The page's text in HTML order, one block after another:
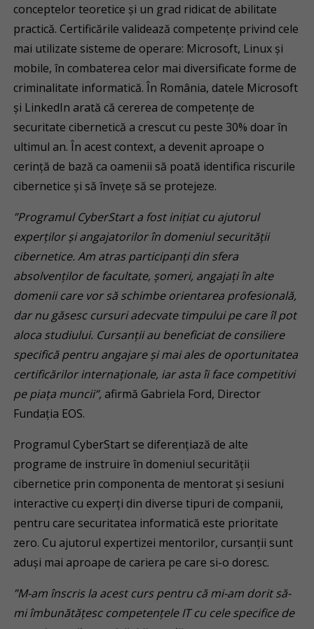
conceptelor teoretice și un grad ridicat de abilitate
practică. Certificările validează competențe privind cele
mai utilizate sisteme de operare: Microsoft, Linux și
mobile, în combaterea celor mai diversificate forme de
criminalitate informatică. În România, datele Microsoft
și LinkedIn arată că cererea de competențe de
securitate cibernetică a crescut cu peste 30% doar în
ultimul an. În acest context, a devenit aproape o
cerință de bază ca oamenii să poată identifica riscurile
cibernetice și să învețe să se protejeze.
”Programul CyberStart a fost inițiat cu ajutorul
experților și angajatorilor în domeniul securității
cibernetice. Am atras participanți din sfera
absolvenților de facultate, șomeri, angajați în alte
domenii care vor să schimbe orientarea profesională,
dar nu găsesc cursuri adecvate timpului pe care îl pot
aloca studiului. Cursanții au beneficiat de consiliere
specifică pentru angajare și mai ales de oportunitatea
certificărilor internaționale, iar asta îi face competitivi
pe piața muncii”,afirmă Gabriela Ford, Director
Fundația EOS.
Programul CyberStart se diferențiază de alte
programe de instruire în domeniul securității
cibernetice prin componenta de mentorat și sesiuni
interactive cu experți din diverse tipuri de companii,
pentru care securitatea informatică este prioritate
zero. Cu ajutorul expertizei mentorilor, cursanții sunt
aduși mai aproape de cariera pe care si-o doresc.
”M-am înscris la acest curs pentru că mi-am dorit să-
mi îmbunătățesc competențele IT cu cele specifice de